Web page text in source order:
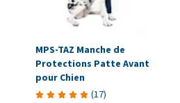
MPS-TAZ Manche de
Protections Patte Avant
pour Chien
(17)